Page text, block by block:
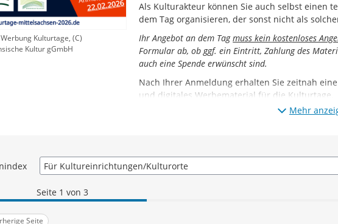
Kulturtage, (C)
Kultur gGmbH
Als Kulturakteur können Sie auch selbst einen
dem Tag organisieren, der sonst nicht als
Ihr Angebot an dem Tagmuss kein kostenloses
Formular ab, ob ggf. ein Eintritt, Zahlung des
auch eine Spende erwünscht sind.
Nach Ihrer Anmeldung erhalten Sie zeitnah
und digitales Werbematerial für die Kulturtage.
Die "Kulturtage in Mittelsachsen 2026" werden
gGmbH organisiert und unterstützt vom
Mehr
Seite 1 von 3
Seite